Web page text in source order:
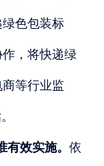
色包装标
，将快递绿
等行业监
有效实施。 依